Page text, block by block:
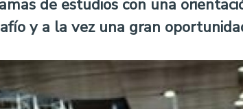
de estudios con una
y a la vez una gran